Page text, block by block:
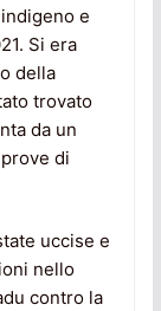
e
Si era
della
trovato
da un
di
uccise e
nello
contro la